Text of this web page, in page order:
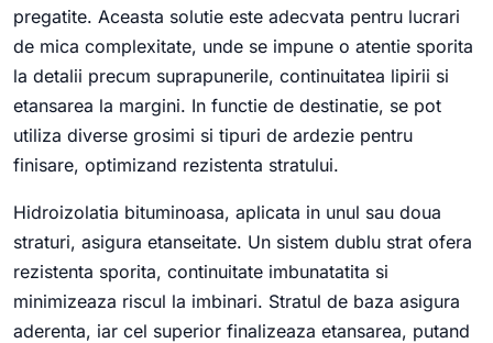
pregatite. Aceasta solutie este adecvata pentru lucrari
de mica complexitate, unde se impune o atentie sporita
la detalii precum suprapunerile, continuitatea lipirii si
etansarea la margini. In functie de destinatie, se pot
utiliza diverse grosimi si tipuri de ardezie pentru
finisare, optimizand rezistenta stratului.
Hidroizolatia bituminoasa, aplicata in unul sau doua
straturi, asigura etanseitate. Un sistem dublu strat ofera
rezistenta sporita, continuitate imbunatatita si
minimizeaza riscul la imbinari. Stratul de baza asigura
aderenta, iar cel superior finalizeaza etansarea, putand